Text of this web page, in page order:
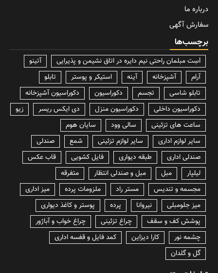
درباره ما
سفارش آگهی
برچسب‌ها
lسِت مبلمان راحتی نیم دایره در اتاق نشیمن و پذیرایی
آتینو
آرام
آشپزخانه آینه استیکر و پوستر
تابلو
تابلو شاسی
تجسم دکوراسیون
دکوراسیون آشپزخانه
دکوراسیون داخلی
دکوراسیون منزل دی ایکس ریسر
زیو
ساعت های تزئینی
سالی وود
سایان هوم
سایر لوازم اداری
سایر لوازم تزئینی شمع
صندلی
صندلی اداری
طبقه دیواری فایل کشویی
قاب عکس
لیلپار
مبل مبل و صندلی انتظار
متفرقه
مجسمه و تندیس
مستر راد ملزومات پرده
میز اداری
میز جلومبلی
نیروانا پرده
پوستر و کاغذ دیواری
پوشش کف و سقف
چراغ تزئینی
چراغ خواب و آباژور
چشمه نور
کارا دیزاین
کمد فایل و قفسه اداری
گل و گلدان